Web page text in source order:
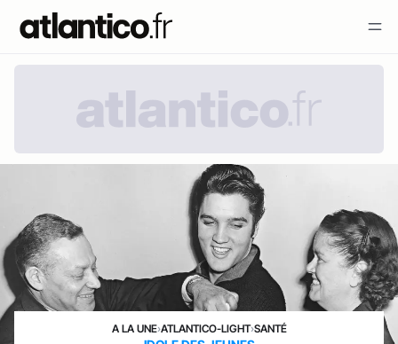
A LA UNE›ATLANTICO-LIGHT›SANTÉ